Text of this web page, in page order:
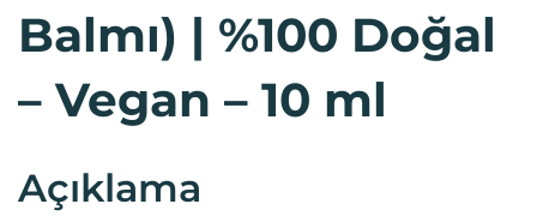
Balmı) | %100 Doğal
– Vegan – 10 ml
Açıklama